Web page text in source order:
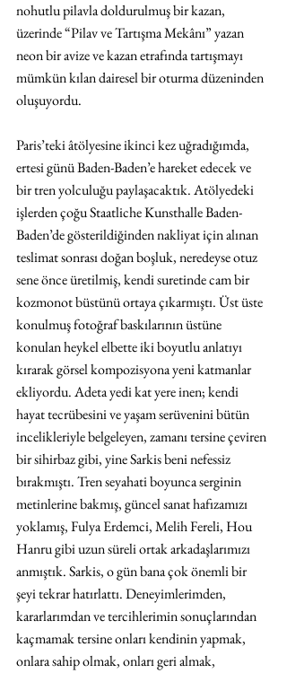
nohutlu pilavla doldurulmuş bir kazan,
üzerinde “Pilav ve Tartışma Mekânı” yazan
neon bir avize ve kazan etrafında tartışmayı
mümkün kılan dairesel bir oturma düzeninden
oluşuyordu.
Paris’teki âtölyesine ikinci kez uğradığımda,
ertesi günü Baden-Baden’e hareket edecek ve
bir tren yolculuğu paylaşacaktık. Atölyedeki
işlerden çoğu Staatliche Kunsthalle Baden-
Baden’de gösterildiğinden nakliyat için alınan
teslimat sonrası doğan boşluk, neredeyse otuz
sene önce üretilmiş, kendi suretinde cam bir
kozmonot büstünü ortaya çıkarmıştı. Üst üste
konulmuş fotoğraf baskılarının üstüne
konulan heykel elbette iki boyutlu anlatıyı
kırarak görsel kompozisyona yeni katmanlar
ekliyordu. Adeta yedi kat yere inen; kendi
hayat tecrübesini ve yaşam serüvenini bütün
incelikleriyle belgeleyen, zamanı tersine çeviren
bir sihirbaz gibi, yine Sarkis beni nefessiz
bırakmıştı. Tren seyahati boyunca serginin
metinlerine bakmış, güncel sanat hafızamızı
yoklamış, Fulya Erdemci, Melih Fereli, Hou
Hanru gibi uzun süreli ortak arkadaşlarımızı
anmıştık. Sarkis, o gün bana çok önemli bir
şeyi tekrar hatırlattı. Deneyimlerimden,
kararlarımdan ve tercihlerimin sonuçlarından
kaçmamak tersine onları kendinin yapmak,
onlara sahip olmak, onları geri almak,